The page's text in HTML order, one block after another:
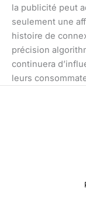
la publicité peut
seulement une
histoire de
précision
continuera
leurs